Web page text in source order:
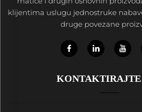
klijentima uslugu jednostruke
druge povezane
KONTAKTIRAJTE